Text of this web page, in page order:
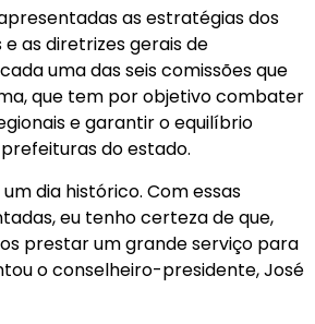
as estratégias dos
as diretrizes gerais de
uma das seis comissões que
que tem por objetivo combater
e garantir o equilíbrio
do estado.
dia histórico. Com essas
eu tenho certeza de que,
prestar um grande serviço para
o conselheiro-presidente, José